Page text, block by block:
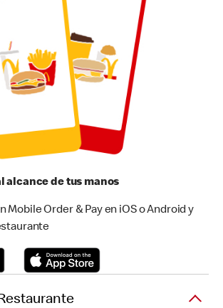
alcance de tus manos
Mobile Order & Pay en iOS o Android y